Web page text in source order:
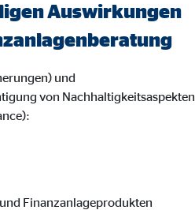
Auswirkungen
und
von Nachhaltigkeitsaspekten
Finanzanlageprodukten